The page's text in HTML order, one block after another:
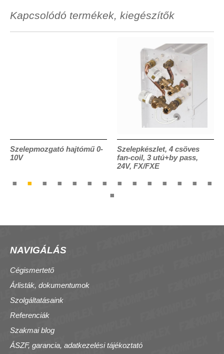
Kapcsolódó termékek, kiegészítők
Szelepmozgató hajtómű 0-
10V
Szelepkészlet, 4 csöves
fan-coil, 3 utú+by pass,
24V, FX/FXE
NAVIGÁLÁS
Cégismertető
Árlisták, dokumentumok
Szolgáltatásaink
Referenciák
Szakmai blog
ÁSZF, garancia, adatkezelési tájékoztató